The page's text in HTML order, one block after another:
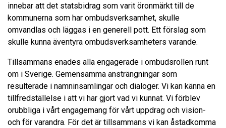
innebar att det statsbidrag som varit öronmärkt till de
kommunerna som har ombudsverksamhet, skulle
omvandlas och läggas i en generell pott. Ett förslag som
skulle kunna äventyra ombudsverksamheters varande.
Tillsammans enades alla engagerade i ombudsrollen runt
om i Sverige. Gemensamma ansträngningar som
resulterade i namninsamlingar och dialoger. Vi kan känna en
tillfredställelse i att vi har gjort vad vi kunnat. Vi förblev
orubbliga i vårt engagemang för vårt uppdrag och vision-
och för varandra. För det är tillsammans vi kan åstadkomma